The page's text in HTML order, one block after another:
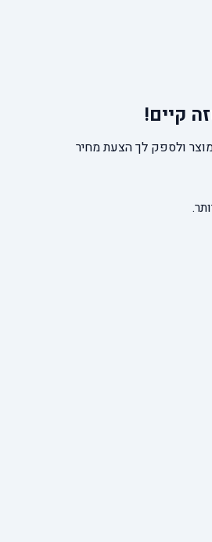
קיים!
ולספק לך הצעת מחיר